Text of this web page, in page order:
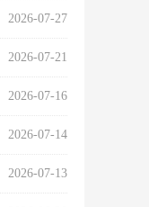
2026-07-27
2026-07-21
2026-07-16
2026-07-14
2026-07-13